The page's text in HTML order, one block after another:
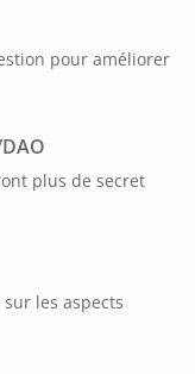
pour améliorer
plus de secret
les aspects